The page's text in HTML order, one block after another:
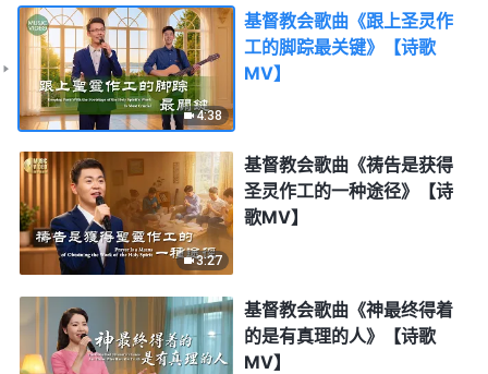
4:38
基督教会歌曲《跟上圣灵作
工的脚踪最关键》【诗歌
MV】
3:27
基督教会歌曲《祷告是获得
圣灵作工的一种途径》【诗
歌MV】
基督教会歌曲《神最终得着
的是有真理的人》【诗歌
MV】